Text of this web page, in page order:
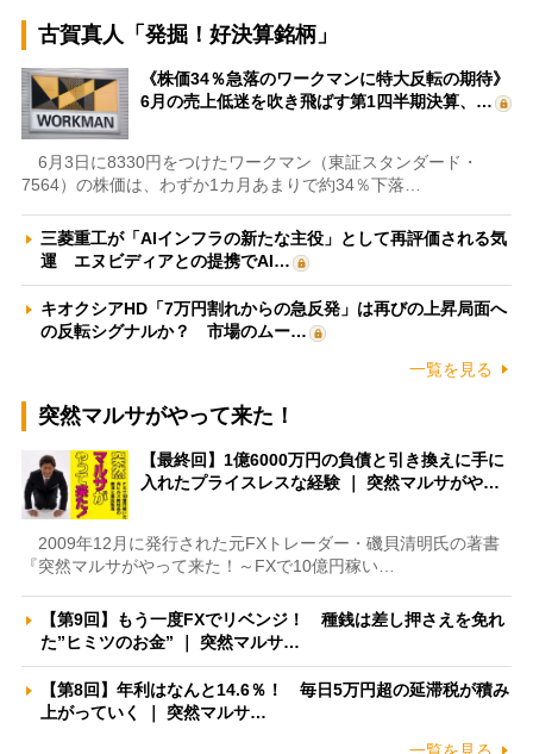
古賀真人「発掘！好決算銘柄」
《株価34％急落のワークマンに特大反転の期待》
6月の売上低迷を吹き飛ばす第1四半期決算、…
6月3日に8330円をつけたワークマン（東証スタンダード・
7564）の株価は、わずか1カ月あまりで約34％下落…
三菱重工が「AIインフラの新たな主役」として再評価される気
運 エヌビディアとの提携でAI…
キオクシアHD「7万円割れからの急反発」は再びの上昇局面へ
の反転シグナルか？ 市場のムー…
一覧を見る
突然マルサがやって来た！
【最終回】1億6000万円の負債と引き換えに手に
入れたプライスレスな経験 ｜ 突然マルサがや…
2009年12月に発行された元FXトレーダー・磯貝清明氏の著書
『突然マルサがやって来た！～FXで10億円稼い…
【第9回】もう一度FXでリベンジ！ 種銭は差し押さえを免れ
た”ヒミツのお金” ｜ 突然マルサ…
【第8回】年利はなんと14.6％！ 毎日5万円超の延滞税が積み
上がっていく ｜ 突然マルサ…